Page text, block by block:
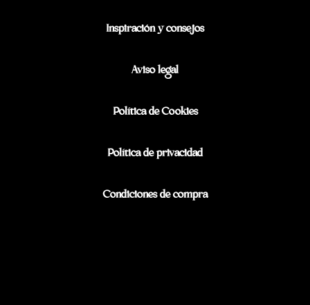
Inspiración y consejos
Aviso legal
Política de Cookies
Política de privacidad
Condiciones de compra